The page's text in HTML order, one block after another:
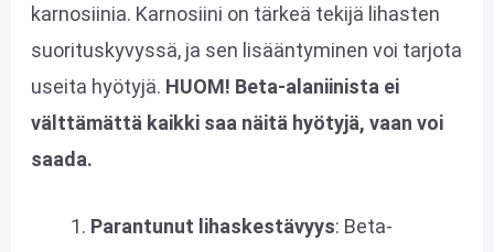
karnosiinia. Karnosiini on tärkeä tekijä lihasten
suorituskyvyssä, ja sen lisääntyminen voi tarjota
useita hyötyjä. HUOM! Beta-alaniinista ei
välttämättä kaikki saa näitä hyötyjä, vaan voi
saada.
Parantunut lihaskestävyys: Beta-